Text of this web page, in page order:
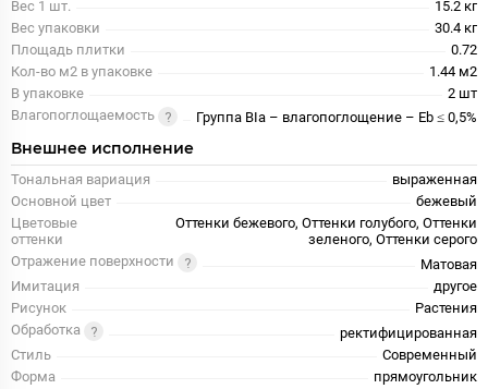
Вес 1 шт.
15.2 кг
Вес упаковки
30.4 кг
Площадь плитки
0.72
Кол-во м2 в упаковке
1.44 м2
В упаковке
2 шт
Влагопоглощаемость
Группа BIa – влагопоглощение – Eb ≤ 0,5%
Внешнее исполнение
Тональная вариация
выраженная
Основной цвет
бежевый
Цветовые
оттенки
Оттенки бежевого, Оттенки голубого, Оттенки
зеленого, Оттенки серого
Отражение поверхности
Матовая
Имитация
другое
Рисунок
Растения
Обработка
ректифицированная
Стиль
Современный
Форма
прямоугольник